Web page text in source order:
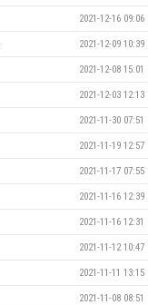
2021-12-16 09:06
2021-12-09 10:39
2021-12-08 15:01
2021-12-03 12:13
2021-11-30 07:51
2021-11-19 12:57
2021-11-17 07:55
2021-11-16 12:39
2021-11-16 12:31
2021-11-12 10:47
2021-11-11 13:15
2021-11-08 08:51